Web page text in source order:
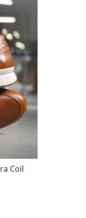
Coil